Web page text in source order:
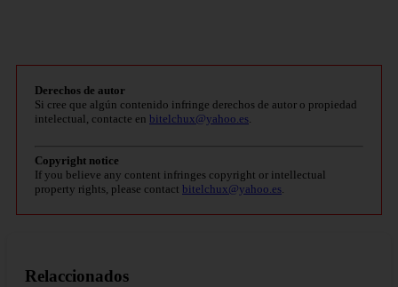
Derechos de autor
Si cree que algún contenido infringe derechos de autor o propiedad
intelectual, contacte en bitelchux@yahoo.es
Copyright notice
If you believe any content infringes copyright or intellectual
property rights, please contact bitelchux@yahoo.es
Relaccionados